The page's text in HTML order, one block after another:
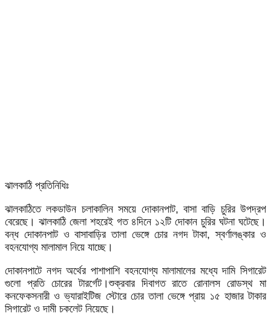
ঝালকাঠি প্রতিনিধিঃ
ঝালকাঠিতে লকডাউন চলাকালিন সময়ে দোকানপাট, বাসা বাড়ি চুরির উপদ্রপ
বেরেছে। ঝালকাঠি জেলা শহরেই গত ৪দিনে ১২টি দোকান চুরির ঘটনা ঘটেছে।
বন্ধ দোকানপাট ও বাসাবাড়ির তালা ভেঙ্গে চোর নগদ টাকা, স্বর্ণালঙ্কার ও
বহনযোগ্য মালামাল নিয়ে যাচ্ছে।
দোকানপাটে নগদ অর্থের পাশাপাশি বহনযোগ্য মালামালের মধ্যে দামি সিগারেট
গুলো প্রতি চোরের টারর্গেট।শুক্রবার দিবাগত রাতে রোনালস রোডস্থ মা
কনফেকসনারী ও ভ্যারাইটিজ স্টোরে চোর তালা ভেঙ্গে প্রায় ১৫ হাজার টাকার
সিগারেট ও দামী চকলেট নিয়েছে।